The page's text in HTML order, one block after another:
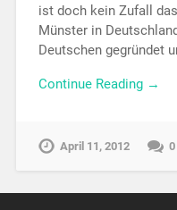
ist doch kein Zufall
Münster in
Deutschen gegründet
Continue Reading →
April 11, 2012 0